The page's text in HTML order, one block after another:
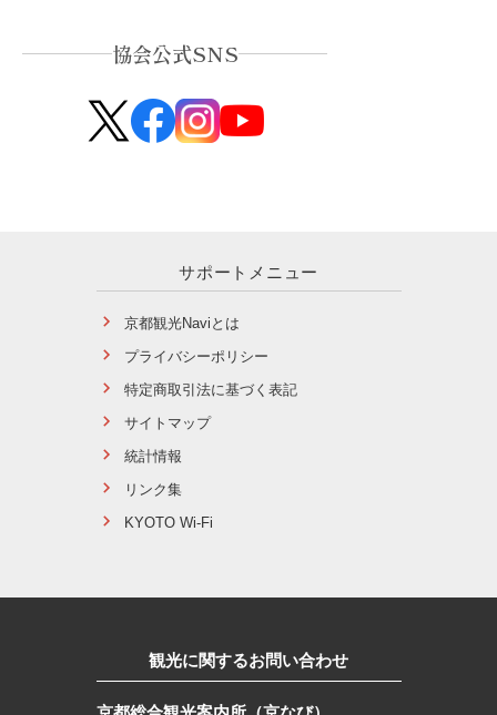
協会公式SNS
サポートメニュー
京都観光Naviとは
プライバシーポリシー
特定商取引法に基づく表記
サイトマップ
統計情報
リンク集
KYOTO Wi-Fi
観光に関するお問い合わせ